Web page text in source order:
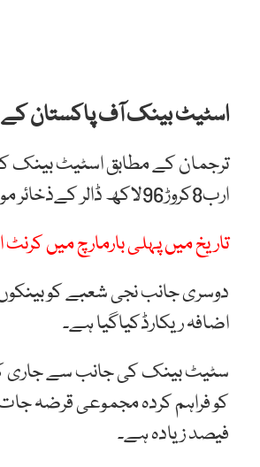
اسٹیٹ بینک آف پاکستان کے زرمبادلہ کےذخائر
ارب8کروڑ96لاکھ ڈالر کےذخائر موجود ہیں،مجموعی ذخائر کی مالیت 15 ارب 66 کروڑ 20 لاکھ ڈالر ہوگئی ہے۔
تاریخ میں پہلی بارمارچ میں کرنٹ اکاؤنٹ 1 ارب 20 کروڑ
دوسری جانب نجی شعبے کو
اضافہ ریکارڈکیاگیا ہے۔
سٹیٹ بینک کی جانب سے جاری
فیصد زیادہ ہے۔